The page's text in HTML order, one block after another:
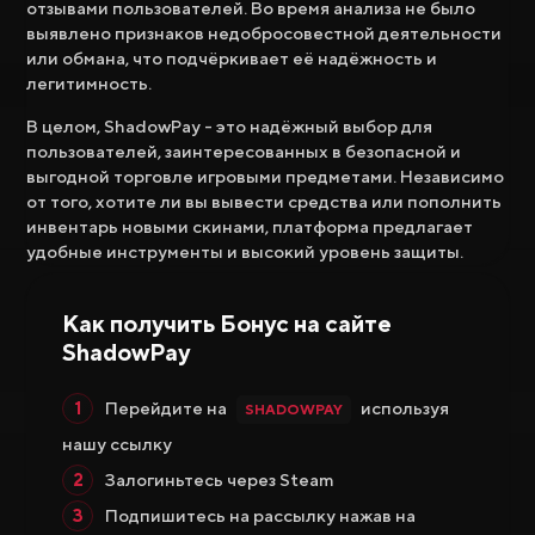
отзывами пользователей. Во время анализа не было
выявлено признаков недобросовестной деятельности
или обмана, что подчёркивает её надёжность и
легитимность.
В целом, ShadowPay - это надёжный выбор для
пользователей, заинтересованных в безопасной и
выгодной торговле игровыми предметами. Независимо
от того, хотите ли вы вывести средства или пополнить
инвентарь новыми скинами, платформа предлагает
удобные инструменты и высокий уровень защиты.
Как получить Бонус на сайте
ShadowPay
Перейдите на SHADOWPAY
используя
нашу ссылку
Залогиньтесь через Steam
Подпишитесь на рассылку нажав на